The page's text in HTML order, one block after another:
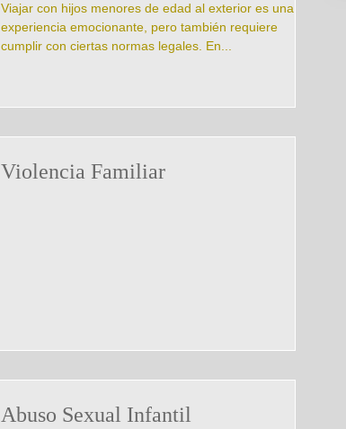
Viajar con hijos menores de edad al exterior es una
experiencia emocionante, pero también requiere
cumplir con ciertas normas legales. En...
Violencia Familiar
Abuso Sexual Infantil